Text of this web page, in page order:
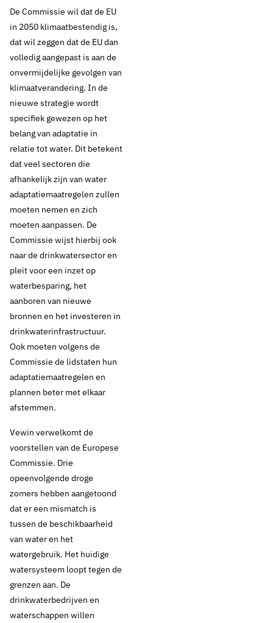
Nieuwe EU
Klimaatadaptatiestrategie
sluit naadloos aan op
pleidooi
klimaatrobuust
watersysteem
10 maart 2021 Nieuws
Thema's:
Beveiliging en crisismanagement
Drinkwaterbronnen en natuur
Drinkwaterbronnen en ondergrond
De Commissie wil dat de EU
in 2050 klimaatbestendig is,
dat wil zeggen dat de EU dan
volledig aangepast is aan de
onvermijdelijke gevolgen van
klimaatverandering. In de
nieuwe strategie wordt
specifiek gewezen op het
belang van adaptatie in
relatie tot water. Dit betekent
dat veel sectoren die
afhankelijk zijn van water
adaptatiemaatregelen zullen
moeten nemen en zich
moeten aanpassen. De
Commissie wijst hierbij ook
naar de drinkwatersector en
pleit voor een inzet op
waterbesparing, het
aanboren van nieuwe
bronnen en het investeren in
drinkwaterinfrastructuur.
Ook moeten volgens de
Commissie de lidstaten hun
adaptatiemaatregelen en
plannen beter met elkaar
afstemmen.
Vewin verwelkomt de
voorstellen van de Europese
Commissie. Drie
opeenvolgende droge
zomers hebben aangetoond
dat er een mismatch is
tussen de beschikbaarheid
van water en het
watergebruik. Het huidige
watersysteem loopt tegen de
grenzen aan. De
drinkwaterbedrijven en
waterschappen willen